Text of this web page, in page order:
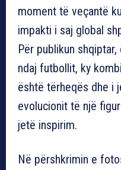
moment të veçantë
impakti i saj global
Për publikun
ndaj futbollit, ky
është tërheqës dhe i
evolucionit të një
jetë inspirim.
Në përshkrimin e